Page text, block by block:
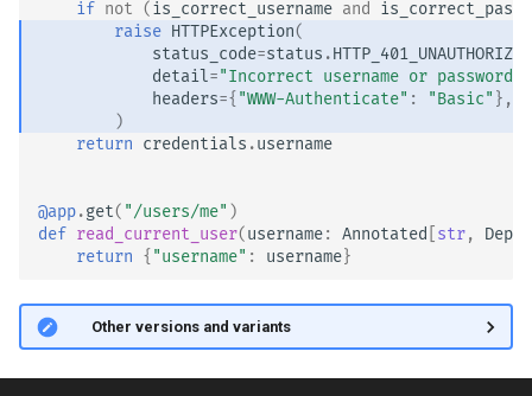
if not (is_correct_username and
raise HTTPException(
status_code=status .HTTP_401_UNAUTHORIZED
detail="Incorrect username or password"
headers={ "WWW-Authenticate" : "Basic" },
)
return credentials .username
@app.get( "/users/me" )
def read_current_user(username: Annotated str,
return { "username" : username}
🤓 Other versions and variants